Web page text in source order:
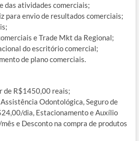
das atividades comerciais;
para envio de resultados comerciais;
e Trade Mkt da Regional;
do escritório comercial;
de plano comerciais.
de R$1450,00 reais;
Odontológica, Seguro de
dia, Estacionamento e Auxílio
e Desconto na compra de produtos